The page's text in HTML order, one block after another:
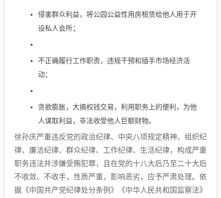
侵害群众利益，将公园公益性用房租赁给他人用于开
设私人会所；
不正确履行工作职责，违规干预和插手市场经济活
动；
贪欲膨胀，大搞权钱交易，利用职务上的便利，为他
人谋取利益，非法收受他人巨额财物。
徐孙庆严重违反党的政治纪律、中央八项规定精神、组织纪
律、廉洁纪律、群众纪律、工作纪律、生活纪律，构成严重
职务违法并涉嫌受贿犯罪，且在党的十八大后乃至二十大后
不收敛、不收手，性质严重，影响恶劣，应予严肃处理。依
据《中国共产党纪律处分条例》《中华人民共和国监察法》